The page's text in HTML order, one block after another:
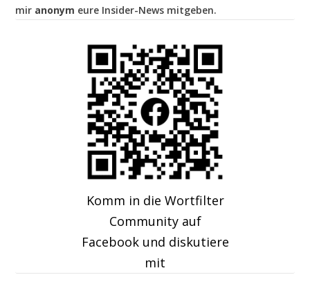
mir anonym eure Insider-News mitgeben.
Komm in die Wortfilter
Community auf
Facebook und diskutiere
mit